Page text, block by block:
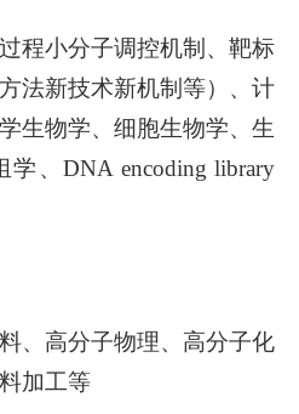
程小分子调控机制、靶标
法新技术新机制等）、计
生物学、细胞生物学、生
、DNA encoding library
、高分子物理、高分子化
加工等